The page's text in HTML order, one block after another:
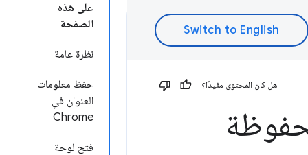
على هذه
الصفحة
نظرة عامة
حفظ معلومات
العنوان في
Chrome
فتح لوحة
هل كان المحتوى مفيدًا؟